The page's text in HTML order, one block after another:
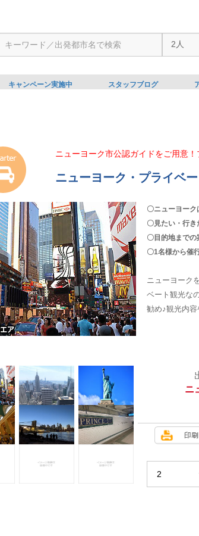
キャンペーン実施中 スタッフブログ
ニューヨーク市公認ガイドをご用意！
ニューヨーク・プライベ
〇ニューヨーク
〇見たい・行
〇目的地まで
〇1名様から催
ニューヨーク
ベート観光な
勧め♪観光内容
ニ